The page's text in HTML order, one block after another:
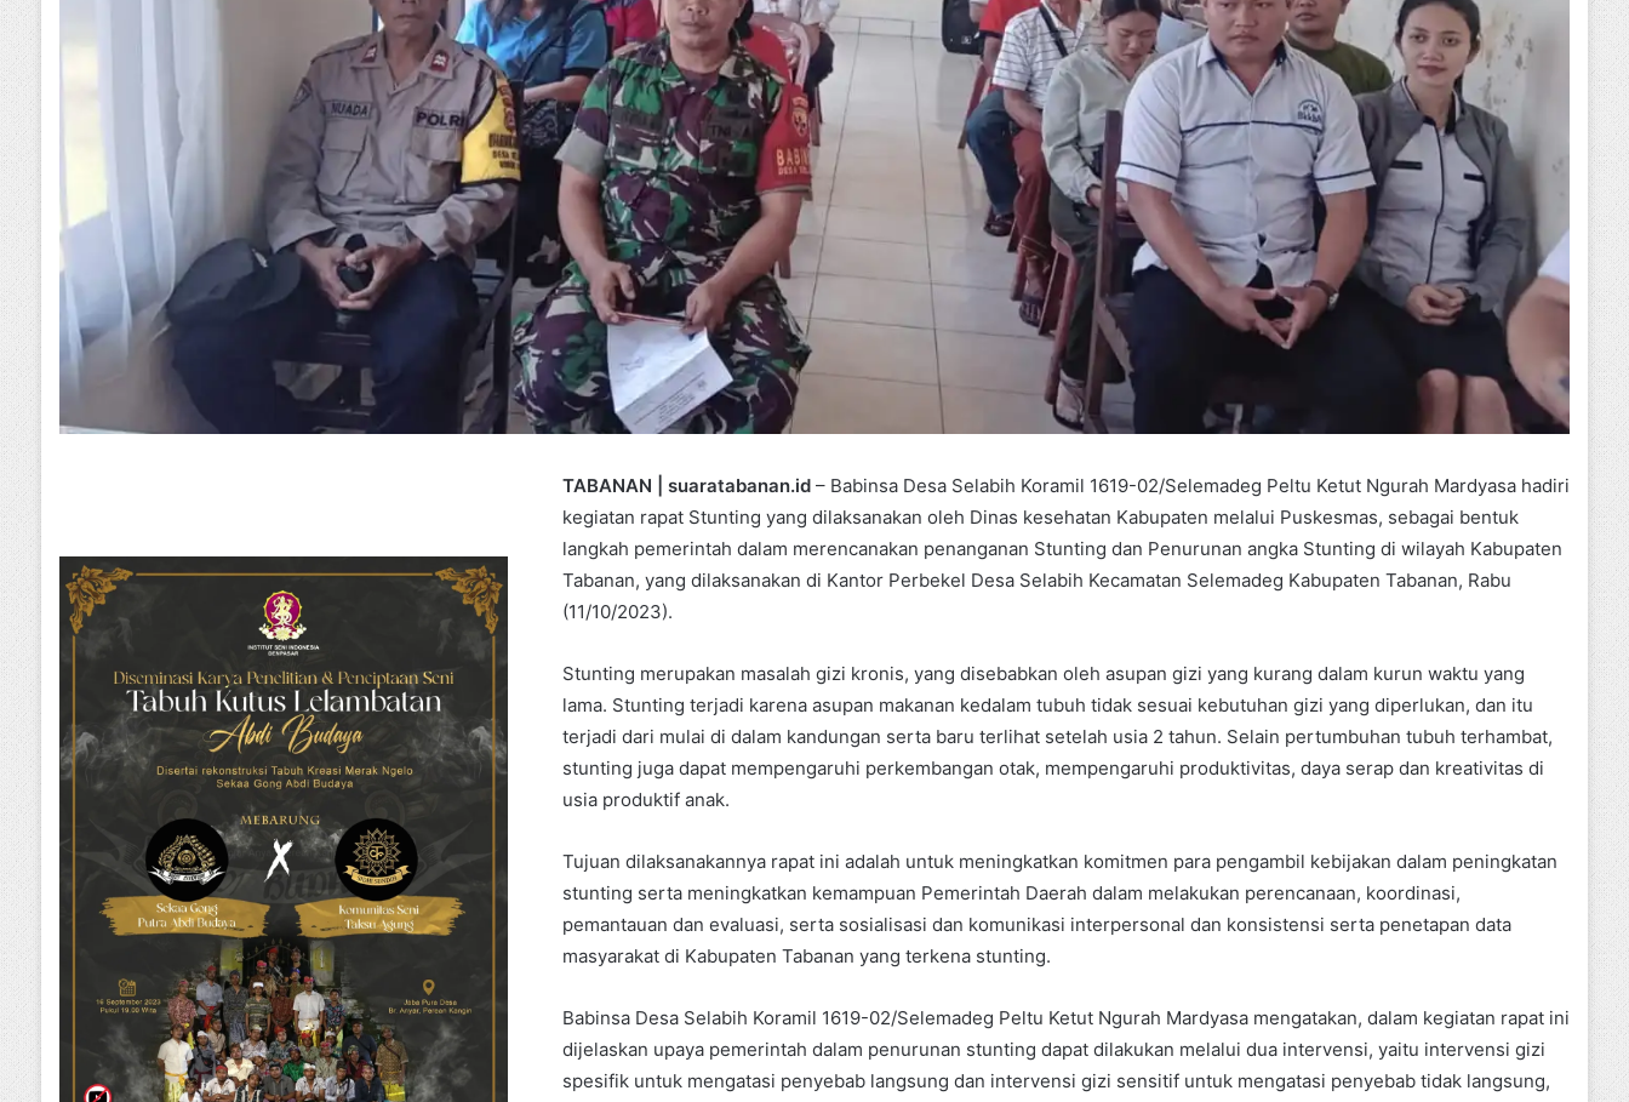
TABANAN | suaratabanan.id – Babinsa Desa Selabih Koramil 1619-02/Selemadeg Peltu Ketut Ngurah Mardyasa hadiri
kegiatan rapat Stunting yang dilaksanakan oleh Dinas kesehatan Kabupaten melalui Puskesmas, sebagai bentuk
langkah pemerintah dalam merencanakan penanganan Stunting dan Penurunan angka Stunting di wilayah Kabupaten
Tabanan, yang dilaksanakan di Kantor Perbekel Desa Selabih Kecamatan Selemadeg Kabupaten Tabanan, Rabu
(11/10/2023).
Stunting merupakan masalah gizi kronis, yang disebabkan oleh asupan gizi yang kurang dalam kurun waktu yang
lama. Stunting terjadi karena asupan makanan kedalam tubuh tidak sesuai kebutuhan gizi yang diperlukan, dan itu
terjadi dari mulai di dalam kandungan serta baru terlihat setelah usia 2 tahun. Selain pertumbuhan tubuh terhambat,
stunting juga dapat mempengaruhi perkembangan otak, mempengaruhi produktivitas, daya serap dan kreativitas di
usia produktif anak.
Tujuan dilaksanakannya rapat ini adalah untuk meningkatkan komitmen para pengambil kebijakan dalam peningkatan
stunting serta meningkatkan kemampuan Pemerintah Daerah dalam melakukan perencanaan, koordinasi,
pemantauan dan evaluasi, serta sosialisasi dan komunikasi interpersonal dan konsistensi serta penetapan data
masyarakat di Kabupaten Tabanan yang terkena stunting.
Babinsa Desa Selabih Koramil 1619-02/Selemadeg Peltu Ketut Ngurah Mardyasa mengatakan, dalam kegiatan rapat ini
dijelaskan upaya pemerintah dalam penurunan stunting dapat dilakukan melalui dua intervensi, yaitu intervensi gizi
spesifik untuk mengatasi penyebab langsung dan intervensi gizi sensitif untuk mengatasi penyebab tidak langsung,